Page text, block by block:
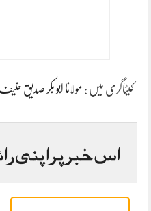
کیٹاگری میں : مولانا ابو بکر صدیق حنیف
اس خبر پر اپنی